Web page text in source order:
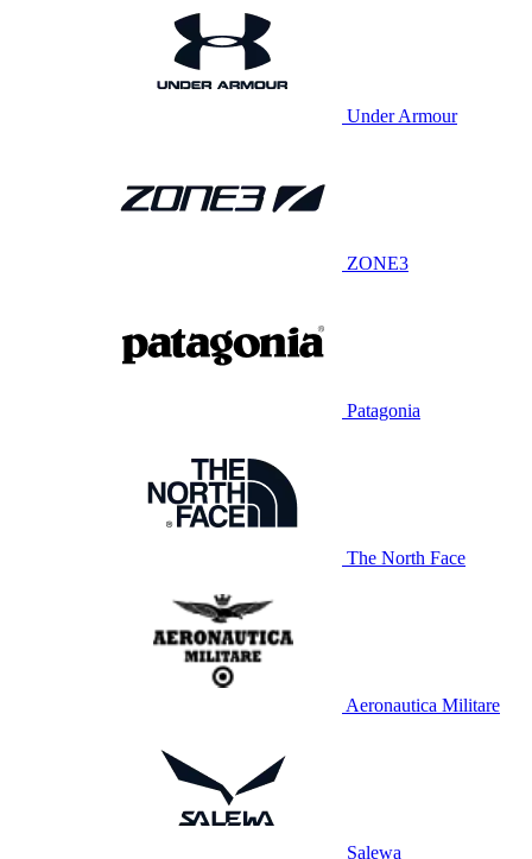
Under Armour
ZONE3
Patagonia
The North Face
Aeronautica Militare
Salewa